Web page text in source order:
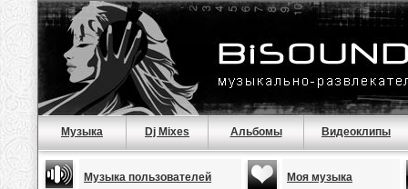
Музыка Dj Mixes Альбомы Видеоклипы
Музыка пользователей Моя музыка